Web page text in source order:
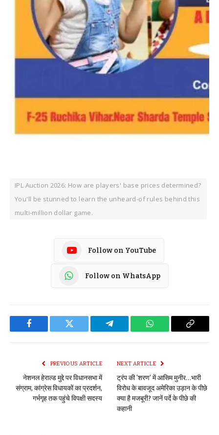
IPL Auction 2026: How are players' base prices determined?
You'll be stunned to learn the unheard-of rules behind this
multi-million dollar game.
Follow on YouTube
Follow on WhatsApp
Facebook Twitter Telegram WhatsApp Copy
PREVIOUS ARTICLE
नेशनल हेराल्ड मुद्दे पर विधानसभा में
संग्राम, कांग्रेस विधायकों का प्रदर्शन,
गर्भगृह तक पहुंचे विपक्षी सदस्य
NEXT ARTICLE
ट्रंप की ‘शरण’ में आसिम मुनीर…भारी
विरोध के बावजूद अमेरिका उड़ान के पीछे
क्या है मजबूरी? जानें पर्दे के पीछे की
कहानी